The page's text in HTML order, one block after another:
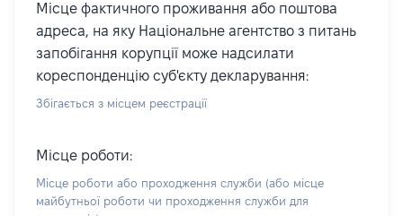
Місце фактичного проживання або поштова
адреса, на яку Національне агентство з питань
запобігання корупції може надсилати
кореспонденцію суб'єкту декларування:
Збігається з місцем реєстрації
Місце роботи:
Місце роботи або проходження служби (або місце
майбутньої роботи чи проходження служби для